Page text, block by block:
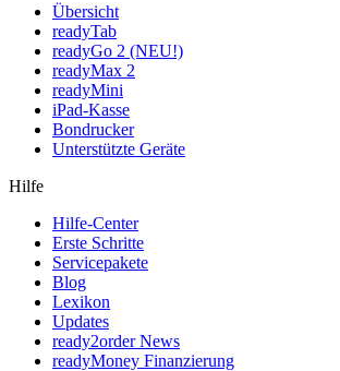
Übersicht
readyTab
readyGo 2 (NEU!)
readyMax 2
readyMini
iPad-Kasse
Bondrucker
Unterstützte Geräte
Hilfe
Hilfe-Center
Erste Schritte
Servicepakete
Blog
Lexikon
Updates
ready2order News
readyMoney Finanzierung